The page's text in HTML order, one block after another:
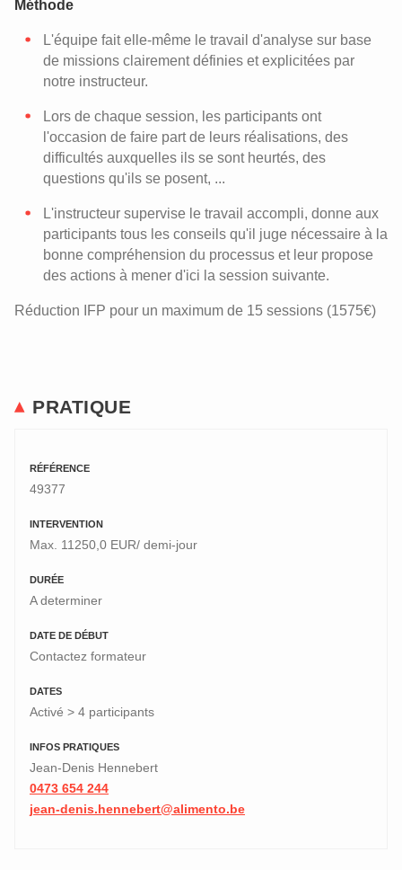
Méthode
L'équipe fait elle-même le travail d'analyse sur base
de missions clairement définies et explicitées par
notre instructeur.
Lors de chaque session, les participants ont
l'occasion de faire part de leurs réalisations, des
difficultés auxquelles ils se sont heurtés, des
questions qu'ils se posent, ...
L'instructeur supervise le travail accompli, donne aux
participants tous les conseils qu'il juge nécessaire à la
bonne compréhension du processus et leur propose
des actions à mener d'ici la session suivante.
Réduction IFP pour un maximum de 15 sessions (1575€)
PRATIQUE
RÉFÉRENCE
49377
INTERVENTION
Max. 11250,0 EUR/ demi-jour
DURÉE
A determiner
DATE DE DÉBUT
Contactez formateur
DATES
Activé > 4 participants
INFOS PRATIQUES
Jean-Denis Hennebert
0473 654 244
jean-denis.hennebert@alimento.be